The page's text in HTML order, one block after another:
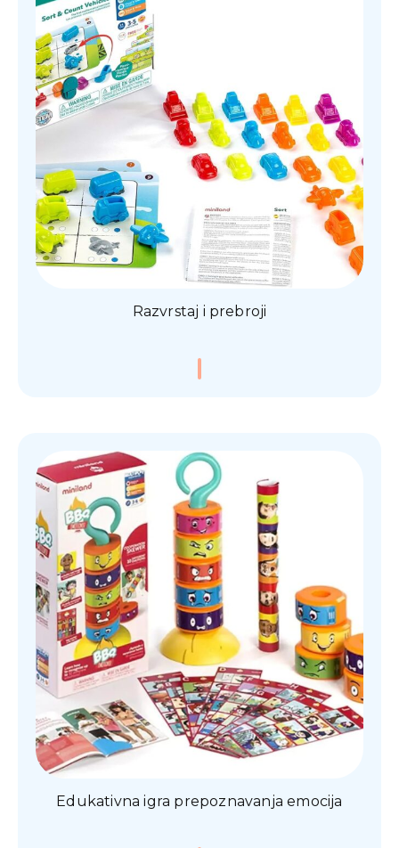
Razvrstaj i prebroji
Edukativna igra prepoznavanja emocija